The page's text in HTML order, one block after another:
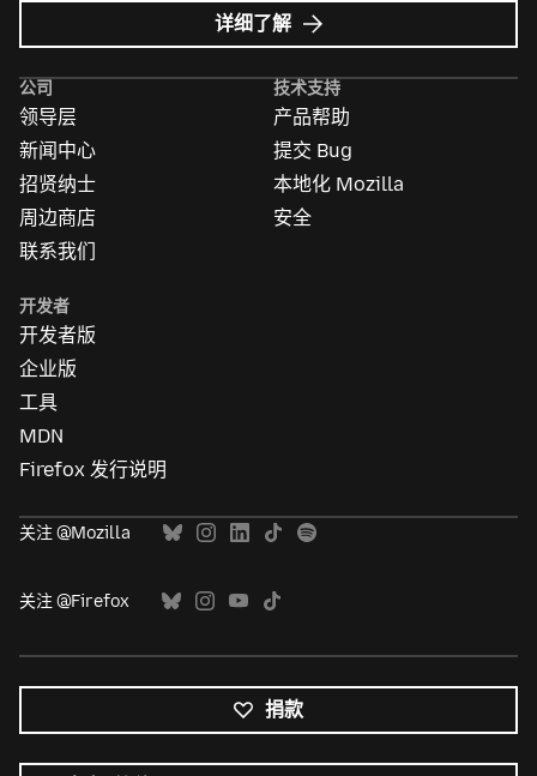
详细了解 Mozilla
广
公司
领导层
新闻中心
招贤纳士
周边商店
联系我们
技术支持
产品帮助
提交 Bug
本地化 Mozilla
安全
开发者
开发者版
企业版
工具
MDN
Firefox 发行说明
关注 @Mozilla
关注 @Firefox
捐款
有